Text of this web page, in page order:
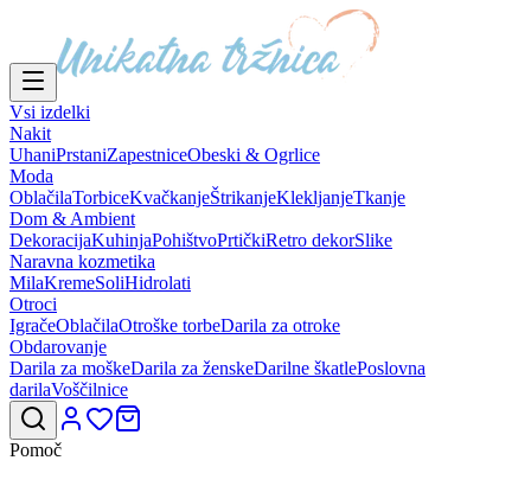
Vsi izdelki
Nakit
UhaniPrstaniZapestniceObeski & Ogrlice
Moda
OblačilaTorbiceKvačkanjeŠtrikanjeKlekljanjeTkanje
Dom & Ambient
DekoracijaKuhinjaPohištvoPrtičkiRetro dekorSlike
Naravna kozmetika
MilaKremeSoliHidrolati
Otroci
IgračeOblačilaOtroške torbeDarila za otroke
Obdarovanje
Darila za moškeDarila za ženskeDarilne škatlePoslovna
darilaVoščilnice
Pomoč